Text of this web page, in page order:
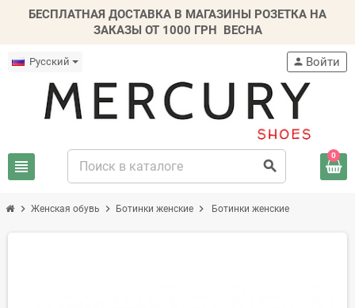
БЕСПЛАТНАЯ ДОСТАВКА В МАГАЗИНЫ РОЗЕТКА НА
ЗАКАЗЫ ОТ 1000 ГРН ВЕСНА
Русский
view_headline search
person Войти
0
chevron_right Женская обувь chevron_right Ботинки женские chevron_right Ботинки женские